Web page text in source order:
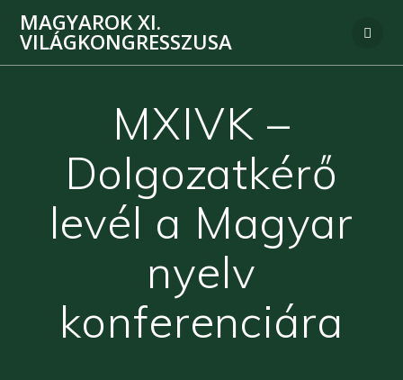
MAGYAROK XI.
VILÁGKONGRESSZUSA
MXIVK –
Dolgozatkérő
levél a Magyar
nyelv
konferenciára